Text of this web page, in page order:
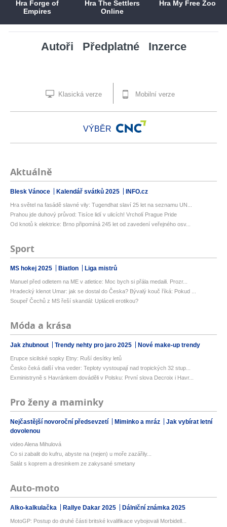
Hra Forge of
Empires
Hra The Settlers
Online
Hra My Free Zoo
Autoři Předplatné Inzerce
Klasická verze Mobilní verze
VÝBĚR
Aktuálně
Blesk Vánoce Kalendář svátků 2025 INFO.cz
Hra světel na fasádě slavné vily: Tugendhat slaví 25 let na seznamu UN...
Prahou jde duhový průvod: Tisíce lidí v ulicích! Vrcholí Prague Pride
Od knotů k elektrice: Brno připomíná 245 let od zavedení veřejného osv...
Sport
MS hokej 2025 Biatlon Liga mistrů
Manuel před odletem na ME v atletice: Moc bych si přála medaili. Prozr...
Hradecký klenot Umar: jak se dostal do Česka? Bývalý kouč říká: Pokud ...
Soupeř Čechů z MS řeší skandál: Upláceli erotikou?
Móda a krása
Jak zhubnout Trendy nehty pro jaro 2025 Nové make-up trendy
Erupce sicilské sopky Etny: Ruší desítky letů
Česko čeká další vlna veder: Teploty vystoupají nad tropických 32 stup...
Exministryně s Havránkem dováděli v Polsku: První slova Decroix i Havr...
Pro ženy a maminky
Nejčastější novoroční předsevzetí Miminko a mráz
Jak vybírat letní
dovolenou
video Alena Mihulová
Co si zabalit do kufru, abyste na (nejen) u moře zazářily...
Salát s koprem a dresinkem ze zakysané smetany
Auto-moto
Alko-kalkulačka Rallye Dakar 2025 Dálniční známka 2025
MotoGP: Postup do druhé části britské kvalifikace vybojovali Morbidell...